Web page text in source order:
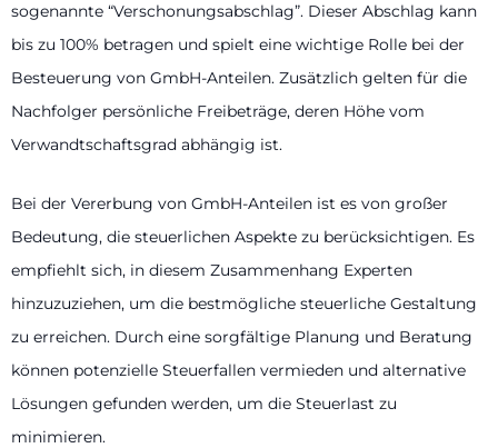
sogenannte “Verschonungsabschlag”. Dieser Abschlag kann
bis zu 100% betragen und spielt eine wichtige Rolle bei der
Besteuerung von GmbH-Anteilen. Zusätzlich gelten für die
Nachfolger persönliche Freibeträge, deren Höhe vom
Verwandtschaftsgrad abhängig ist.
Bei der Vererbung von GmbH-Anteilen ist es von großer
Bedeutung, die steuerlichen Aspekte zu berücksichtigen. Es
empfiehlt sich, in diesem Zusammenhang Experten
hinzuzuziehen, um die bestmögliche steuerliche Gestaltung
zu erreichen. Durch eine sorgfältige Planung und Beratung
können potenzielle Steuerfallen vermieden und alternative
Lösungen gefunden werden, um die Steuerlast zu
minimieren.